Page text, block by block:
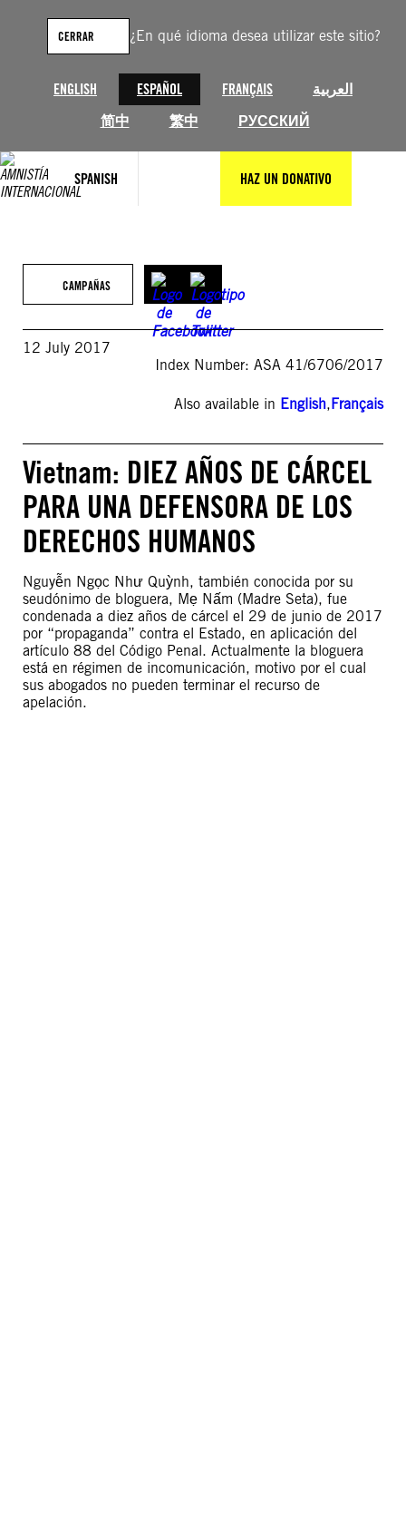
¿En qué idioma desea utilizar este sitio?
ENGLISH ESPAÑOL FRANÇAIS
العربية
简中
繁中 РУССКИЙ
CERRAR
SPANISH HAZ UN DONATIVO
contenido
CAMPAÑAS
12 July 2017
Index Number: ASA 41/6706/2017
Also available in English,Français
Vietnam: DIEZ AÑOS DE CÁRCEL
PARA UNA DEFENSORA DE LOS
DERECHOS HUMANOS
Nguyễn Ngọc Như Quỳnh, también conocida por su
seudónimo de bloguera, Mẹ Nấm (Madre Seta), fue
condenada a diez años de cárcel el 29 de junio de 2017
por “propaganda” contra el Estado, en aplicación del
artículo 88 del Código Penal. Actualmente la bloguera
está en régimen de incomunicación, motivo por el cual
sus abogados no pueden terminar el recurso de
apelación.